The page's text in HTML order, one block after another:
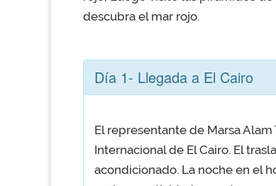
descubra el mar rojo.
Día 1- Llegada a El Cairo
El representante de Marsa
Internacional de El Cairo. El
acondicionado. La noche en el